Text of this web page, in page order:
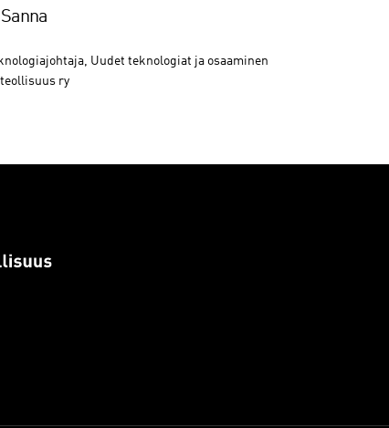
Uudet teknologiat ja osaaminen
ry